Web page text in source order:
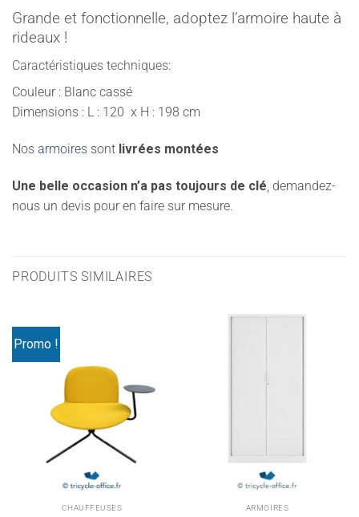
Grande et fonctionnelle, adoptez l’armoire haute à
rideaux !
Caractéristiques techniques:
Couleur : Blanc cassé
Dimensions : L : 120 x H : 198 cm
Nos armoires sont livrées montées
Une belle occasion n’a pas toujours de clé , demandez-
nous un devis pour en faire sur mesure.
PRODUITS SIMILAIRES
Promo !
CHAUFFEUSES ARMOIRES